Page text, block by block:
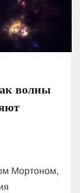
волны
Мортоном,